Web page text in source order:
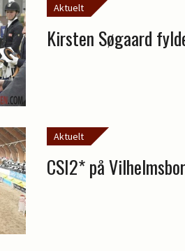
Aktuelt
Kirsten Søgaard
Aktuelt
CSI2* på